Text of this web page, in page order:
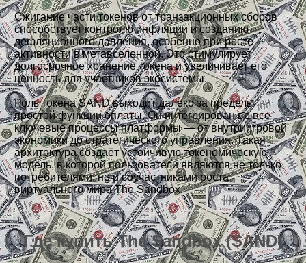
Сжигание части токенов от транзакционных сборов
способствует контролю инфляции и созданию
дефляционного давления, особенно при росте
активности в метавселенной. Это стимулирует
долгосрочное хранение токена и увеличивает его
ценность для участников экосистемы.
Роль токена SAND выходит далеко за пределы
простой функции оплаты. Он интегрирован во все
ключевые процессы платформы — от внутриигровой
экономики до стратегического управления. Такая
архитектура создаёт устойчивую токеномическую
модель, в которой пользователи являются не только
потребителями, но и соучастниками роста
виртуального мира The Sandbox.
Где купить The Sandbox (SAND)